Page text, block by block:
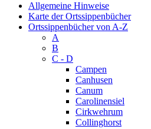
Allgemeine Hinweise
Karte der Ortssippenbücher
Ortssippenbücher von A-Z
A
B
C - D
Campen
Canhusen
Canum
Carolinensiel
Cirkwehrum
Collinghorst